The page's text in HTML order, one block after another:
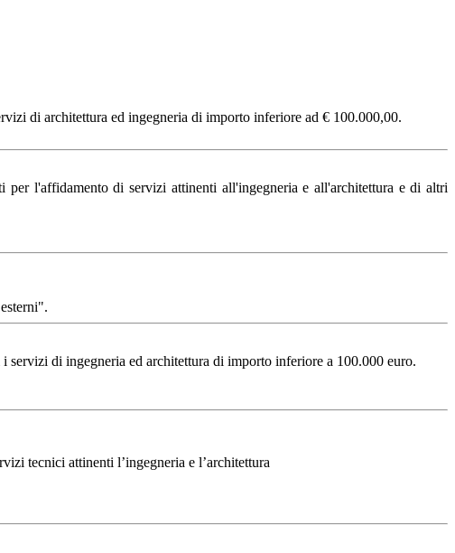
di architettura ed ingegneria di importo inferiore ad € 100.000,00.
l'affidamento di servizi attinenti all'ingegneria e all'architettura e di altri
di ingegneria ed architettura di importo inferiore a 100.000 euro.
tecnici attinenti l’ingegneria e l’architettura